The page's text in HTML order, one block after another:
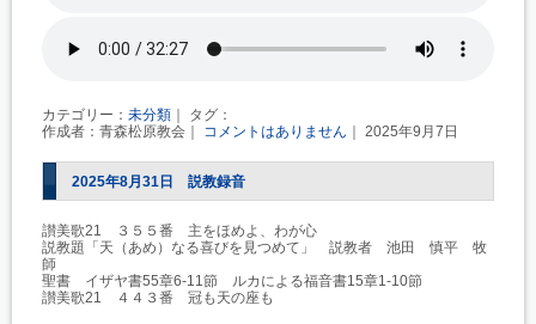
カテゴリー： 未分類 ｜ タグ：
作成者：青森松原教会｜ コメントはありません ｜ 2025年9月7日
2025年8月31日 説教録音
讃美歌21 ３５５番 主をほめよ、わが心
説教題「天（あめ）なる喜びを見つめて」 説教者 池田 慎平 牧
師
聖書 イザヤ書55章6-11節 ルカによる福音書15章1-10節
讃美歌21 ４４３番 冠も天の座も